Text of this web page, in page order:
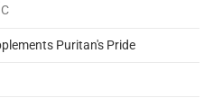
Puritan's Pride